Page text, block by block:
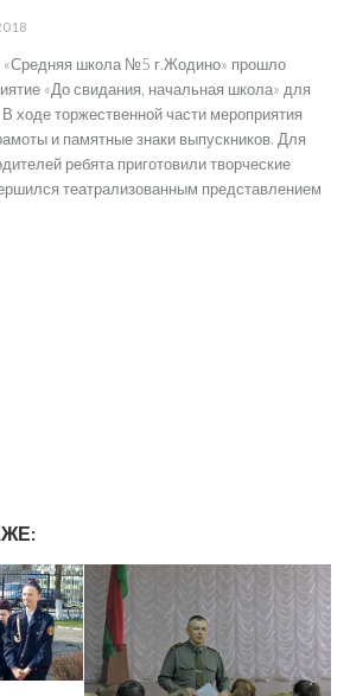
школа №5 г.Жодино» прошло
«До свидания, начальная школа» для
ходе торжественной части мероприятия
и памятные знаки выпускников. Для
ребята приготовили творческие
театрализованным представлением